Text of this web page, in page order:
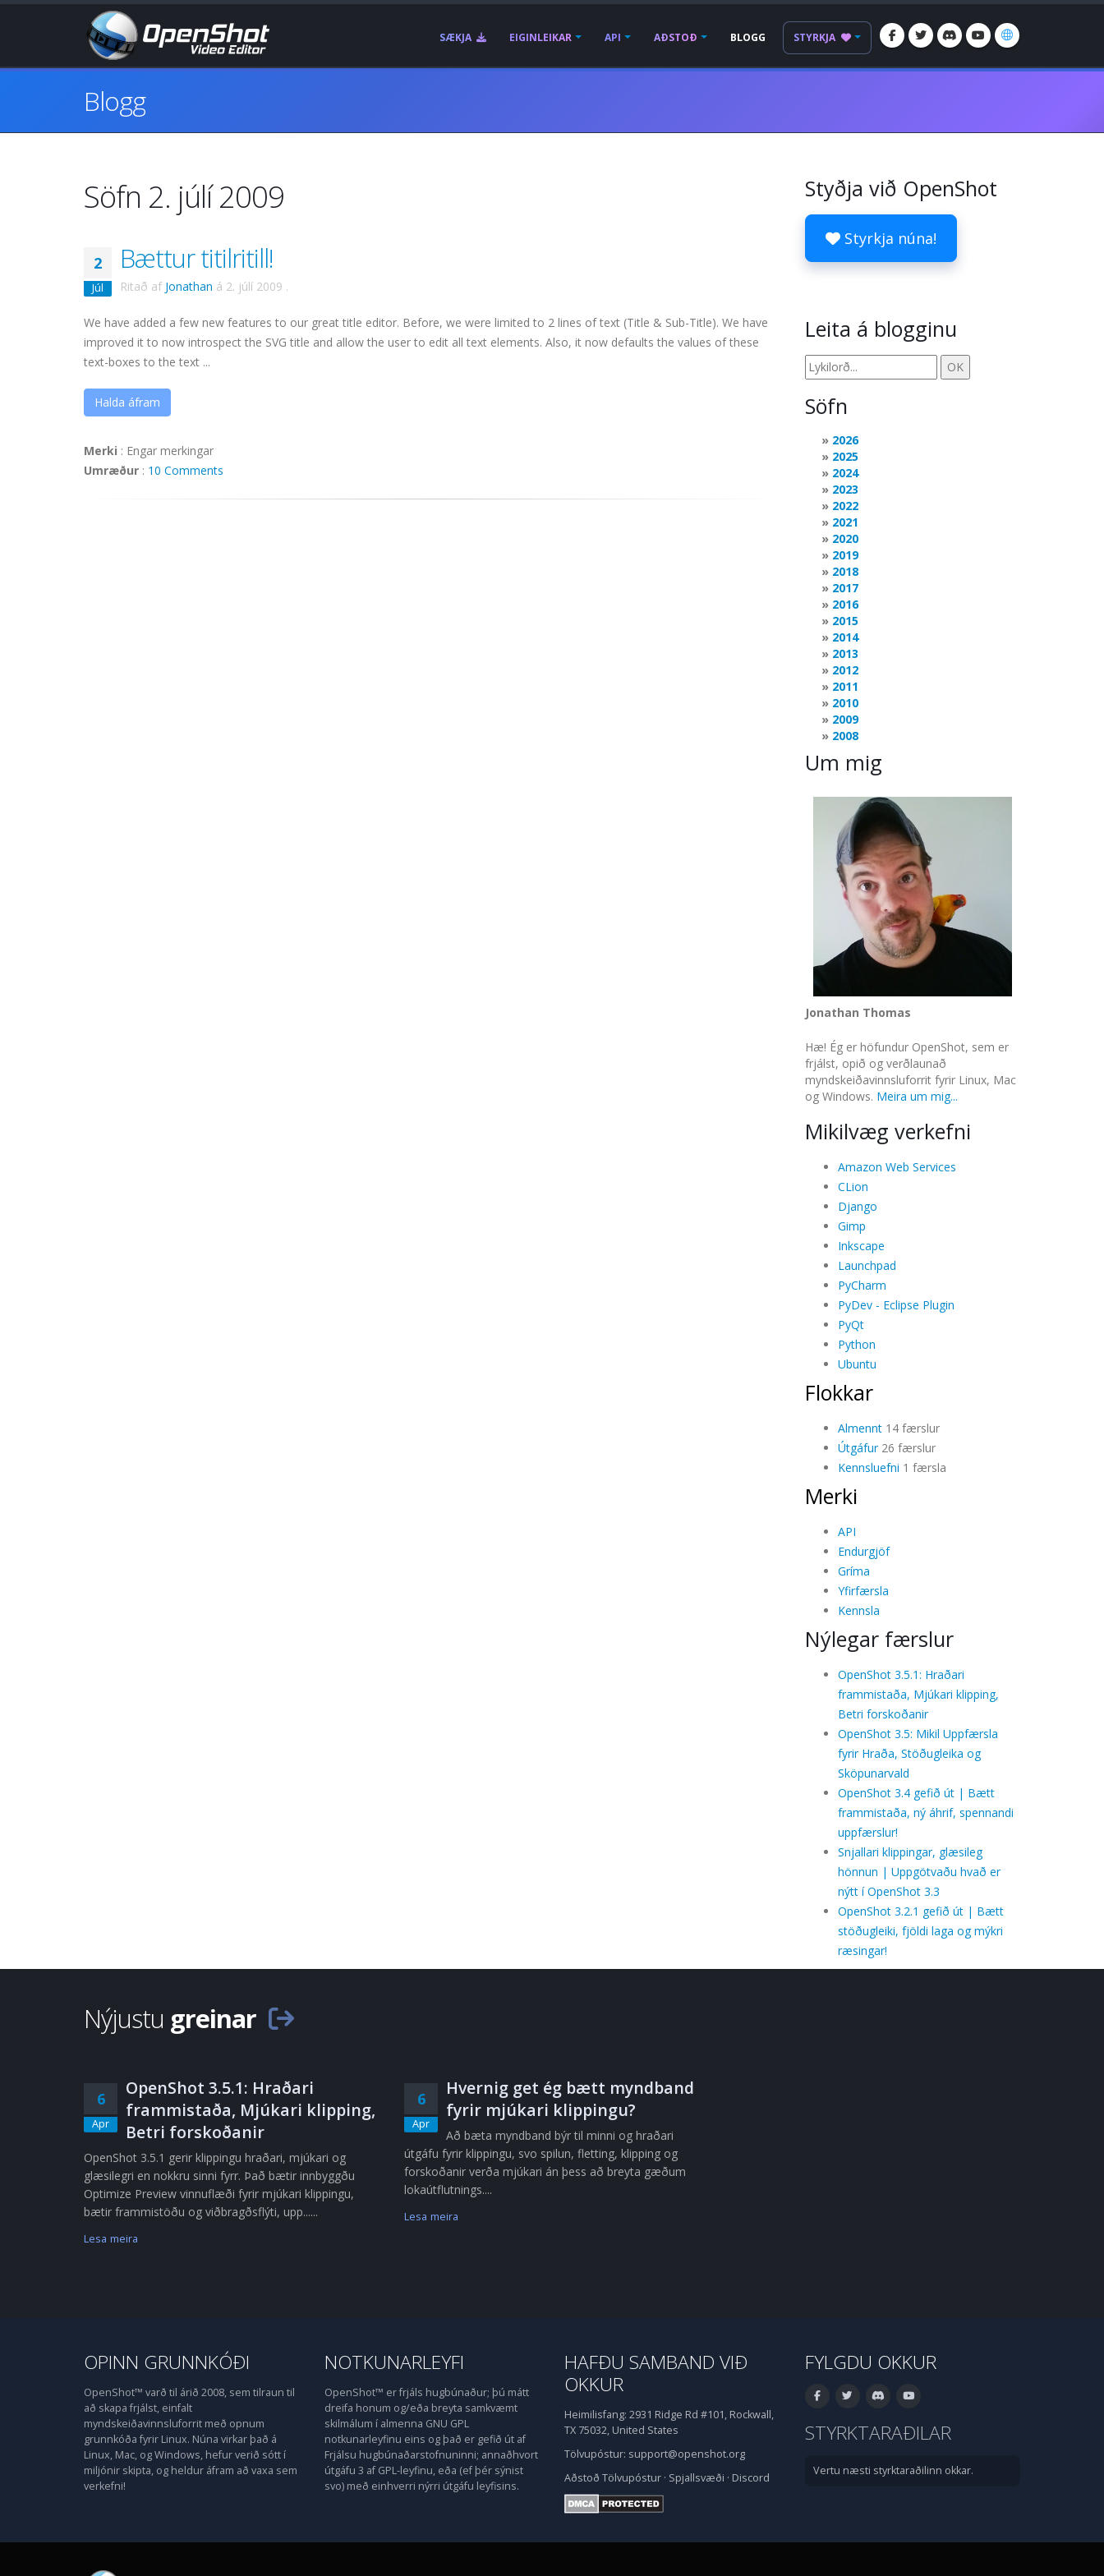
SÆKJA EIGINLEIKAR API AÐSTOÐ BLOGG STYRKJA
Blogg
Söfn 2. júlí 2009
2
Júl
Bættur titilritill!
Ritað af Jonathan á 2. júlí 2009 .
We have added a few new features to our great title editor. Before, we were limited to 2 lines of text (Title & Sub-Title). We have
improved it to now introspect the SVG title and allow the user to edit all text elements. Also, it now defaults the values of these
text-boxes to the text ...
Halda áfram
Merki : Engar merkingar
Umræður : 10 Comments
Styðja við OpenShot
Styrkja núna!
Leita á blogginu
Söfn
2026
2025
2024
2023
2022
2021
2020
2019
2018
2017
2016
2015
2014
2013
2012
2011
2010
2009
2008
Um mig
Jonathan Thomas
Hæ! Ég er höfundur OpenShot, sem er
frjálst, opið og verðlaunað
myndskeiðavinnsluforrit fyrir Linux, Mac
og Windows. Meira um mig...
Mikilvæg verkefni
Amazon Web Services
CLion
Django
Gimp
Inkscape
Launchpad
PyCharm
PyDev - Eclipse Plugin
PyQt
Python
Ubuntu
Flokkar
Almennt14 færslur
Útgáfur26 færslur
Kennsluefni 1 færsla
Merki
API
Endurgjöf
Gríma
Yfirfærsla
Kennsla
Nýlegar færslur
OpenShot 3.5.1: Hraðari
frammistaða, Mjúkari klipping,
Betri forskoðanir
OpenShot 3.5: Mikil Uppfærsla
fyrir Hraða, Stöðugleika og
Sköpunarvald
OpenShot 3.4 gefið út | Bætt
frammistaða, ný áhrif, spennandi
uppfærslur!
Snjallari klippingar, glæsileg
hönnun | Uppgötvaðu hvað er
nýtt í OpenShot 3.3
OpenShot 3.2.1 gefið út | Bætt
stöðugleiki, fjöldi laga og mýkri
ræsingar!
Nýjustu greinar
6
Apr
OpenShot 3.5.1: Hraðari
frammistaða, Mjúkari klipping,
Betri forskoðanir
OpenShot 3.5.1 gerir klippingu hraðari, mjúkari og
glæsilegri en nokkru sinni fyrr. Það bætir innbyggðu
Optimize Preview vinnuflæði fyrir mjúkari klippingu,
bætir frammistöðu og viðbragðsflýti, upp......
Lesa meira
6
Apr
Hvernig get ég bætt myndband
fyrir mjúkari klippingu?
Að bæta myndband býr til minni og hraðari
útgáfu fyrir klippingu, svo spilun, fletting, klipping og
forskoðanir verða mjúkari án þess að breyta gæðum
lokaútflutnings....
Lesa meira
OPINN GRUNNKÓÐI
OpenShot™ varð til árið 2008, sem tilraun til
að skapa frjálst, einfalt
myndskeiðavinnsluforrit með opnum
grunnkóða fyrir Linux. Núna virkar það á
Linux, Mac, og Windows, hefur verið sótt í
miljónir skipta, og heldur áfram að vaxa sem
verkefni!
NOTKUNARLEYFI
OpenShot™ er frjáls hugbúnaður; þú mátt
dreifa honum og/eða breyta samkvæmt
skilmálum í almenna GNU GPL
notkunarleyfinu eins og það er gefið út af
Frjálsu hugbúnaðarstofnuninni; annaðhvort
útgáfu 3 af GPL-leyfinu, eða (ef þér sýnist
svo) með einhverri nýrri útgáfu leyfisins.
HAFÐU SAMBAND VIÐ
OKKUR
Heimilisfang: 2931 Ridge Rd #101, Rockwall,
TX 75032, United States
Tölvupóstur: support@openshot.org
Aðstoð Tölvupóstur · Spjallsvæði · Discord
FYLGDU OKKUR
STYRKTARAÐILAR
Vertu næsti styrktaraðilinn okkar.